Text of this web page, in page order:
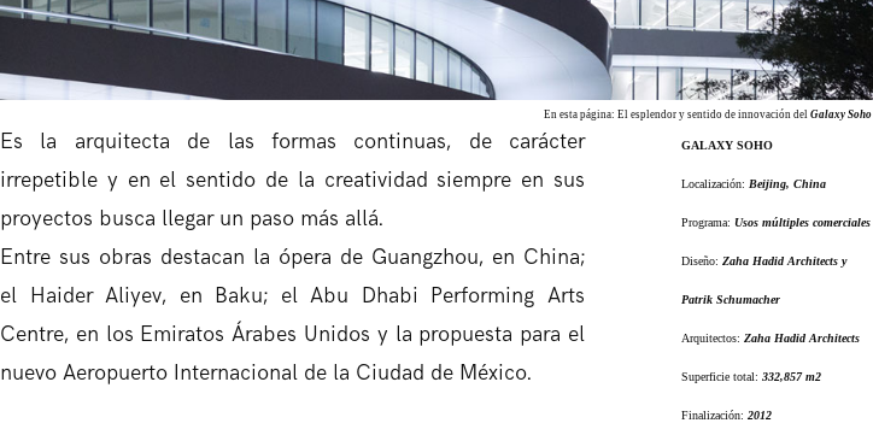
En esta página: El esplendor y sentido de innovación del Galaxy Soho
Es la arquitecta de las formas continuas, de carácter
irrepetible y en el sentido de la creatividad siempre en sus
proyectos busca llegar un paso más allá.
Entre sus obras destacan la ópera de Guangzhou, en China;
el Haider Aliyev, en Baku; el Abu Dhabi Performing Arts
Centre, en los Emiratos Árabes Unidos y la propuesta para el
nuevo Aeropuerto Internacional de la Ciudad de México.
GALAXY SOHO
Localización: Beijing, China
Programa: Usos múltiples comerciales
Diseño: Zaha Hadid Architects y
Patrik Schumacher
Arquitectos: Zaha Hadid Architects
Superficie total: 332,857 m2
Finalización: 2012